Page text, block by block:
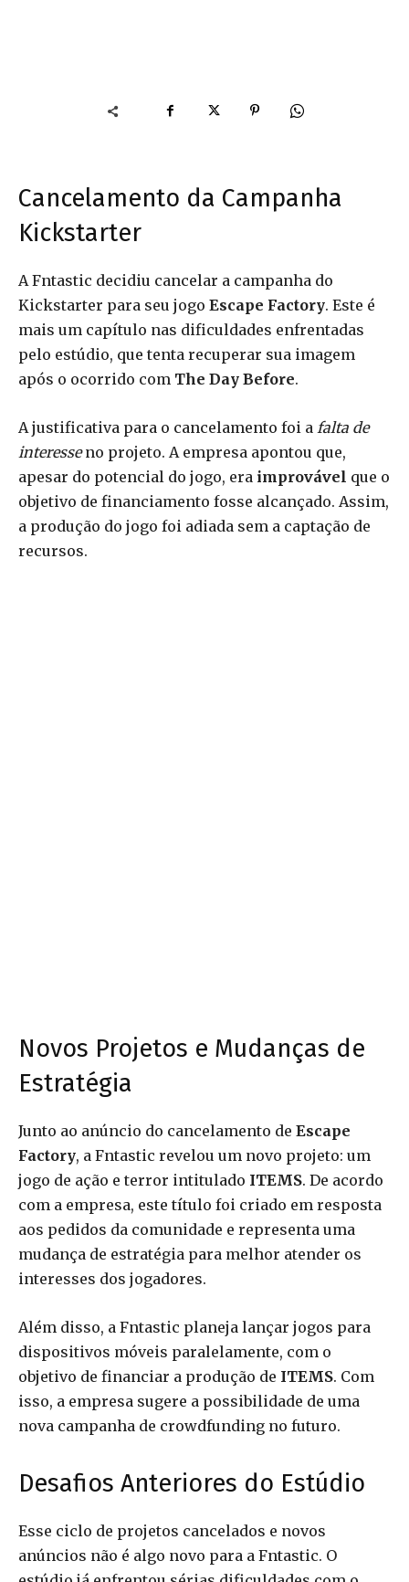
Cancelamento da Campanha
Kickstarter
A Fntastic decidiu cancelar a campanha do
Kickstarter para seu jogo Escape Factory. Este é
mais um capítulo nas dificuldades enfrentadas
pelo estúdio, que tenta recuperar sua imagem
após o ocorrido com The Day Before.
A justificativa para o cancelamento foi a falta de
interesseno projeto. A empresa apontou que,
apesar do potencial do jogo, era improvável que o
objetivo de financiamento fosse alcançado. Assim,
a produção do jogo foi adiada sem a captação de
recursos.
Novos Projetos e Mudanças de
Estratégia
Junto ao anúncio do cancelamento de Escape
Factory, a Fntastic revelou um novo projeto: um
jogo de ação e terror intitulado ITEMS. De acordo
com a empresa, este título foi criado em resposta
aos pedidos da comunidade e representa uma
mudança de estratégia para melhor atender os
interesses dos jogadores.
Além disso, a Fntastic planeja lançar jogos para
dispositivos móveis paralelamente, com o
objetivo de financiar a produção de ITEMS. Com
isso, a empresa sugere a possibilidade de uma
nova campanha de crowdfunding no futuro.
Desafios Anteriores do Estúdio
Esse ciclo de projetos cancelados e novos
anúncios não é algo novo para a Fntastic. O